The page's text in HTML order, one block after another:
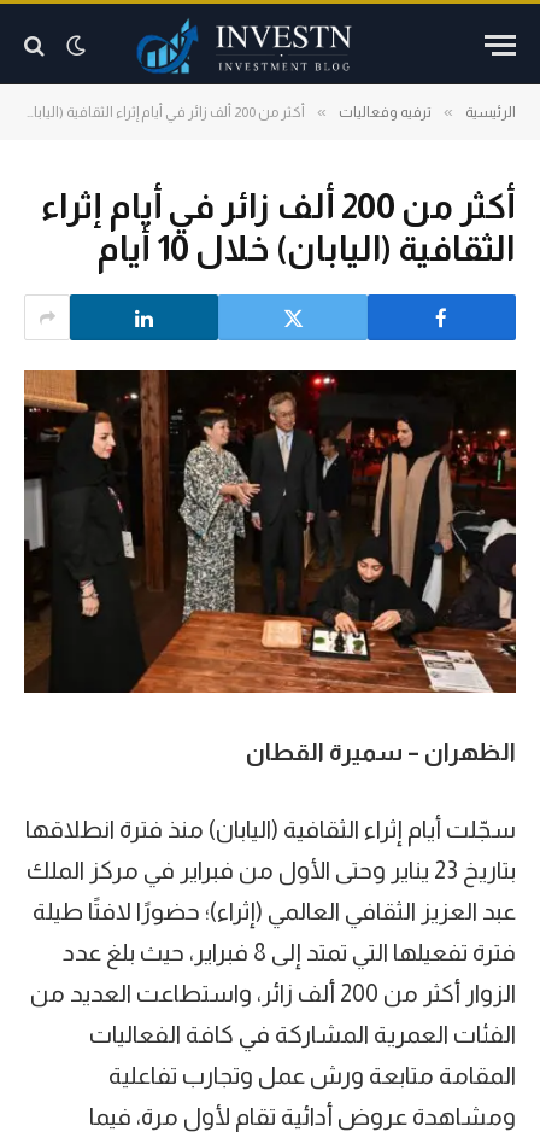
الرئيسية » ترفيه وفعاليات » أكثر من 200 ألف زائر في أيام إثراء الثقافية (اليابان) خلال 10 أيام
أكثر من 200 ألف زائر في أيام إثراء
الثقافية (اليابان) خلال 10 أيام
الظهران – سميرة القطان
سجّلت أيام إثراء الثقافية (اليابان) منذ فترة انطلاقها
بتاريخ 23 يناير وحتى الأول من فبراير في مركز الملك
عبد العزيز الثقافي العالمي (إثراء)؛ حضورًا لافتًا طيلة
فترة تفعيلها التي تمتد إلى 8 فبراير، حيث بلغ عدد
الزوار أكثر من 200 ألف زائر، واستطاعت العديد من
الفئات العمرية المشاركة في كافة الفعاليات
المقامة متابعة ورش عمل وتجارب تفاعلية
ومشاهدة عروض أدائية تقام لأول مرة، فيما